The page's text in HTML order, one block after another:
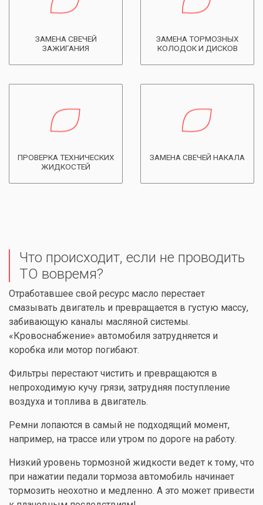
ЗАМЕНА СВЕЧЕЙ
ЗАЖИГАНИЯ
ЗАМЕНА ТОРМОЗНЫХ
КОЛОДОК И ДИСКОВ
ПРОВЕРКА ТЕХНИЧЕСКИХ
ЖИДКОСТЕЙ
ЗАМЕНА СВЕЧЕЙ НАКАЛА
Что происходит, если не проводить
ТО вовремя?
Отработавшее свой ресурс масло перестает
смазывать двигатель и превращается в густую массу,
забивающую каналы масляной системы.
«Кровоснабжение» автомобиля затрудняется и
коробка или мотор погибают.
Фильтры перестают чистить и превращаются в
непроходимую кучу грязи, затрудняя поступление
воздуха и топлива в двигатель.
Ремни лопаются в самый не подходящий момент,
например, на трассе или утром по дороге на работу.
Низкий уровень тормозной жидкости ведет к тому, что
при нажатии педали тормоза автомобиль начинает
тормозить неохотно и медленно. А это может привести